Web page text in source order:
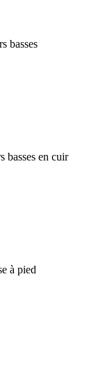
basses
basses en cuir
à pied